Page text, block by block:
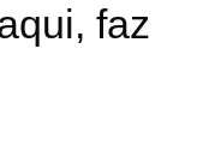
faz